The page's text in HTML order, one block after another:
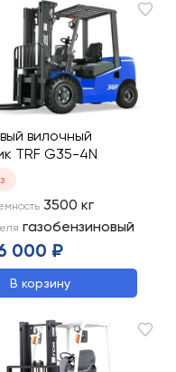
вилочный
TRF G35-4N
3500 кг
газобензиновый
000 ₽
В корзину